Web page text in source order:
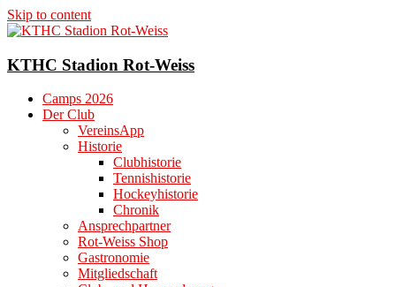
Skip to content
KTHC Stadion Rot-Weiss
Camps 2026
Der Club
VereinsApp
Historie
Clubhistorie
Tennishistorie
Hockeyhistorie
Chronik
Ansprechpartner
Rot-Weiss Shop
Gastronomie
Mitgliedschaft